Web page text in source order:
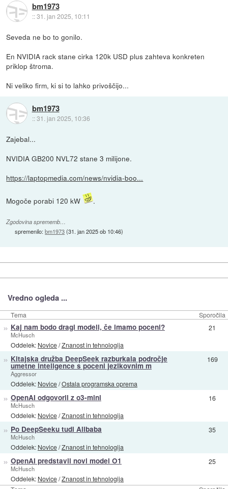
bm1973
::31. jan 2025, 10:11
Seveda ne bo to gonilo.
En NVIDIA rack stane cirka 120k USD plus zahteva konkreten
priklop štroma.
Ni veliko firm, ki si to lahko privoščijo...
bm1973
::31. jan 2025, 10:36
Zajebal...
NVIDIA GB200 NVL72 stane 3 milijone.
https://laptopmedia.com/news/nvidia-boo...
Mogoče porabi 120 kW .
Zgodovina sprememb…
spremenilo:bm1973(31. jan 2025 ob 10:46)
Vredno ogleda ...
Tema Sporočila
» Kaj nam bodo dragi modeli, če imamo poceni?
McHusch
Oddelek: Novice/Znanost in tehnologija
21
» Kitajska družba DeepSeek razburkala področje
umetne inteligence s poceni jezikovnim m
Aggressor
Oddelek: Novice/Ostala programska oprema
169
» OpenAI odgovoril z o3-mini
McHusch
Oddelek: Novice/Znanost in tehnologija
16
» Po DeepSeeku tudi Alibaba
McHusch
Oddelek: Novice/Znanost in tehnologija
35
» OpenAI predstavil novi model O1
McHusch
Oddelek: Novice/Znanost in tehnologija
25